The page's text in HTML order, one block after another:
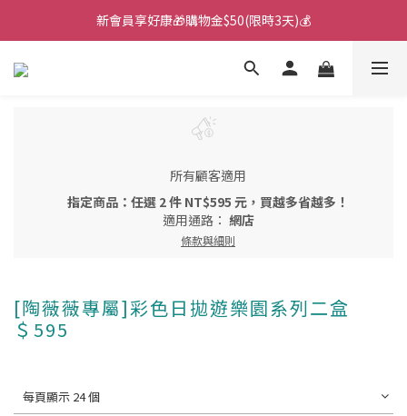
🌙韓國直送！遊樂園月拋新上市！🌙
新會員享好康🎁購物金$50(限時3天)💰
🌙韓國直送！遊樂園月拋新上市！🌙
所有顧客適用
指定商品：任選 2 件 NT$595 元，買越多省越多！
適用通路： 網店
條款與細則
[陶薇薇專屬]彩色日拋遊樂園系列二盒
＄595
每頁顯示 24 個